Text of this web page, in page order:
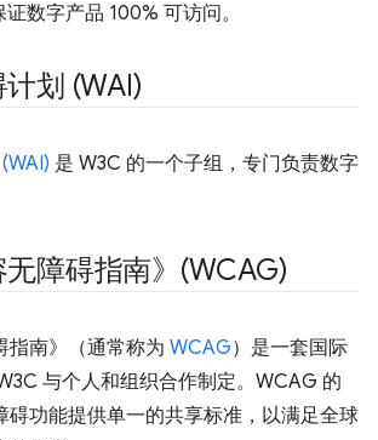
数字产品 100% 可访问。
划 (WAI)
是 W3C 的一个子组，专门负责数字
无障碍指南》(WCAG)
指南》（通常称为 WCAG）是一套国际
与个人和组织合作制定。WCAG 的
碍功能提供单一的共享标准，以满足全球